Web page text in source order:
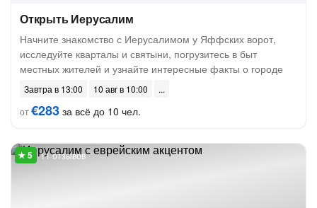
Открыть Иерусалим
Начните знакомство с Иерусалимом у Яффских ворот,
исследуйте кварталы и святыни, погрузитесь в быт
местных жителей и узнайте интересные факты о городе
Завтра в 13:00
10 авг в 10:00
от€283 за всё до 10 чел.
11 отзывов